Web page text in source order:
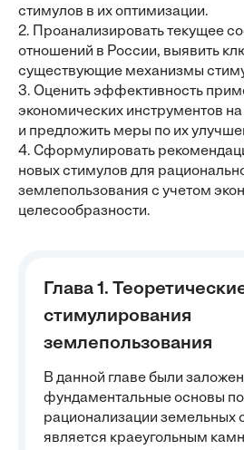
стимулов в их оптимизации.
2. Проанализировать текущее
отношений в России, выявить
существующие механизмы
3. Оценить эффективность
экономических инструментов
и предложить меры по их
4. Сформулировать
новых стимулов для
землепользования с учетом
целесообразности.
Глава 1.
стимулирования
землепользования
В данной главе были
фундаментальные основы
рационализации земельных
является краеугольным